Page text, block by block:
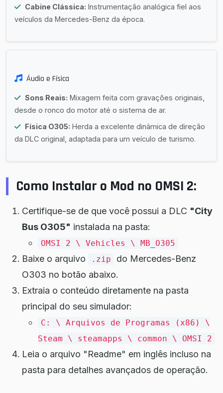
Cabine Clássica: Instrumentação analógica fiel aos
veículos da Mercedes-Benz da época.
Áudio e Física
Sons Reais: Mixagem feita com gravações originais,
desde o ronco do motor até o sistema de ar.
Física O305: Herda a excelente dinâmica de direção
da DLC original, adaptada para um veículo de turismo.
Como Instalar o Mod no OMSI 2:
Certifique-se de que você possui a DLC "City
Bus O305" instalada na pasta:
OMSI 2 \ Vehicles \ MB_O305
Baixe o arquivo .zip
do Mercedes-Benz
O303 no botão abaixo.
Extraia o conteúdo diretamente na pasta
principal do seu simulador:
C: \ Arquivos de Programas (x86) \
Steam \ steamapps \ common \ OMSI 2
Leia o arquivo "Readme" em inglês incluso na
pasta para detalhes avançados de operação.